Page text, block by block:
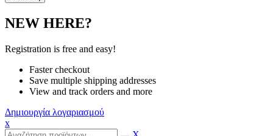
NEW HERE?
Registration is free and easy!
Faster checkout
Save multiple shipping addresses
View and track orders and more
Δημιουργία λογαριασμού
x